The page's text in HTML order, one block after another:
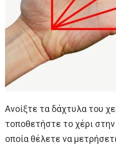
Ανοίξτε τα δάχτυλα του
τοποθετήστε το χέρι
οποία θέλετε να